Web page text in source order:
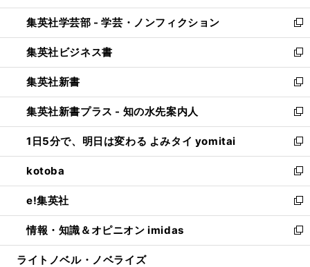
開
く
ウ
で
開
く
ン
ド
ウ
で
開
く
ウ
ィ
ン
ド
ウ
で
開
く
集英社学芸部 - 学芸・ノンフィクション
新
し
い
ウ
ィ
ン
ド
ウ
で
開
く
集英社ビジネス書
新
し
い
ウ
ィ
ン
ド
ウ
で
開
く
集英社新書
新
し
い
ウ
ィ
ン
ド
ウ
で
開
く
集英社新書プラス - 知の水先案内人
新
し
い
ウ
ィ
ン
ド
ウ
で
開
1日5分で、明日は変わる よみタイ yomitai
新
し
い
ウ
ィ
ン
ド
ウ
kotoba
新
し
い
ウ
ィ
ン
e!集英社
新
し
い
ウ
情報・知識＆オピニオン imidas
新
し
ライトノベル・ノベライズ